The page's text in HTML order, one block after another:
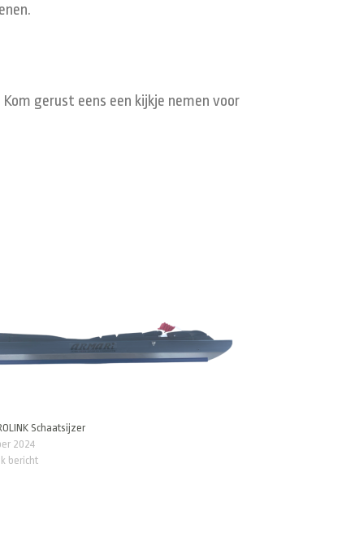
gerust eens een kijkje nemen voor
Schaatsijzer
2024
bericht